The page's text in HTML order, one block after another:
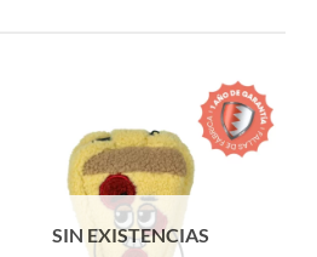
SIN EXISTENCIAS